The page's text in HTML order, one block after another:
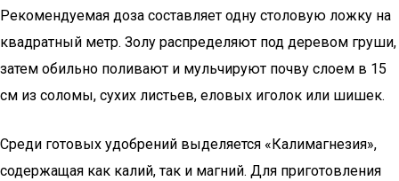
Рекомендуемая доза составляет одну столовую ложку на
квадратный метр. Золу распределяют под деревом груши,
затем обильно поливают и мульчируют почву слоем в 15
см из соломы, сухих листьев, еловых иголок или шишек.
Среди готовых удобрений выделяется «Калимагнезия»,
содержащая как калий, так и магний. Для приготовления